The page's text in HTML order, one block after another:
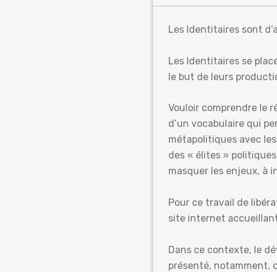
Les Identitaires sont
Les Identitaires se
le but de leurs
Vouloir comprendre le
d’un vocabulaire qui
métapolitiques avec
des « élites »
masquer les enjeux, à
Pour ce travail de
site internet
Dans ce contexte, le
présenté, notamment,